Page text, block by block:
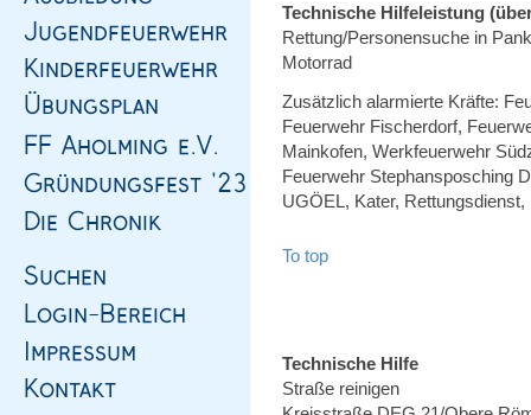
Technische Hilfeleistung
Rettung/Personensuche in
Motorrad
Zusätzlich alarmierte Kräfte:
Feuerwehr Fischerdorf,
Mainkofen, Werkfeuerwehr
Feuerwehr Stephansposching
UGÖEL, Kater,
To top
Technische Hilfe
Straße reinigen